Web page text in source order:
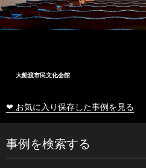
大船渡市民文化会館
❤ お気に入り保存した事例を見る
事例を検索する